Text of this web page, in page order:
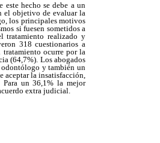
este hecho se debe a un
el objetivo de evaluar la
los principales motivos
si fuesen sometidos a
tratamiento realizado y
318 cuestionarios a
tratamiento ocurre por la
(64,7%). Los abogados
y también un
aceptar la insatisfacción,
Para un 36,1% la mejor
extra judicial.